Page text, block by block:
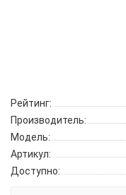
Рейтинг:
Производитель:
Модель:
Артикул:
Доступно: